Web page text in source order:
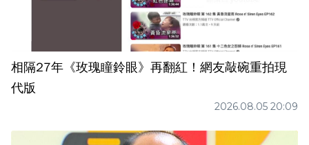
相隔27年《玫瑰瞳鈴眼》再翻紅！網友敲碗重拍現
代版
2026.08.05 20:09